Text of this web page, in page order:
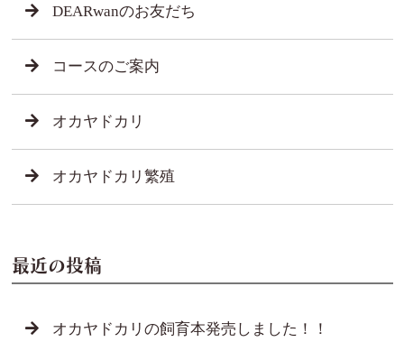
DEARwanのお友だち
コースのご案内
オカヤドカリ
オカヤドカリ繁殖
最近の投稿
オカヤドカリの飼育本発売しました！！